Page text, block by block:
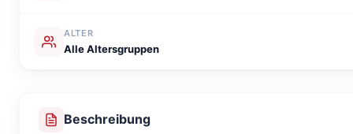
ALTER
Alle Altersgruppen
Beschreibung